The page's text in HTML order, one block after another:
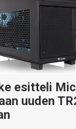
esitteli
uuden